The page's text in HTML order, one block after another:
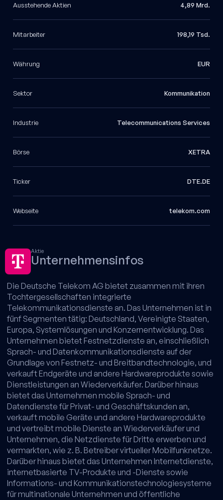
Ausstehende Aktien 4,89 Mrd.
Mitarbeiter 198,19 Tsd.
Währung EUR
Sektor Kommunikation
Industrie Telecommunications Services
Börse XETRA
Ticker DTE.DE
Webseite telekom.com
Aktie
Unternehmensinfos
Die Deutsche Telekom AG bietet zusammen mit ihren
Tochtergesellschaften integrierte
Telekommunikationsdienste an. Das Unternehmen ist in
fünf Segmenten tätig: Deutschland, Vereinigte Staaten,
Europa, Systemlösungen und Konzernentwicklung. Das
Unternehmen bietet Festnetzdienste an, einschließlich
Sprach- und Datenkommunikationsdienste auf der
Grundlage von Festnetz- und Breitbandtechnologie, und
verkauft Endgeräte und andere Hardwareprodukte sowie
Dienstleistungen an Wiederverkäufer. Darüber hinaus
bietet das Unternehmen mobile Sprach- und
Datendienste für Privat- und Geschäftskunden an,
verkauft mobile Geräte und andere Hardwareprodukte
und vertreibt mobile Dienste an Wiederverkäufer und
Unternehmen, die Netzdienste für Dritte erwerben und
vermarkten, wie z. B. Betreiber virtueller Mobilfunknetze.
Darüber hinaus bietet das Unternehmen Internetdienste,
internetbasierte TV-Produkte und -Dienste sowie
Informations- und Kommunikationstechnologiesysteme
für multinationale Unternehmen und öffentliche